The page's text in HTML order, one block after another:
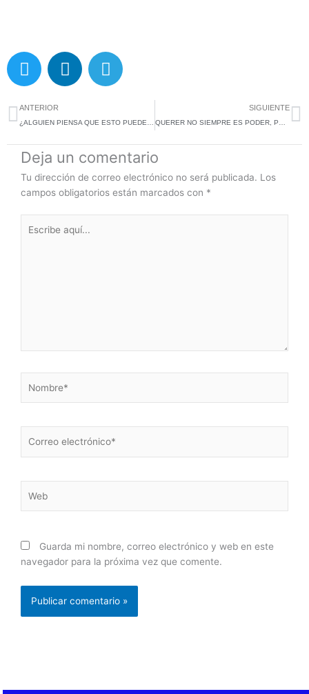
T
w
t
t
e
r
L
i
e
d
i
n
T
e
g
r
a
m
Ant
ANTERIOR
¿ALGUIEN PIENSA QUE ESTO PUEDE CAMBIAR?
SIGUIENTE
QUERER NO SIEMPRE ES PODER, PERO HAY QUE INTENTARLO
Deja un comentario
Tu dirección de correo electrónico no será publicada. Los
campos obligatorios están marcados con *
aquí...
electrónico*
Guarda mi nombre, correo electrónico y web en este
navegador para la próxima vez que comente.